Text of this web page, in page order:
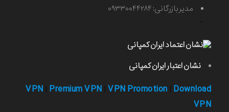
مدیر بازرگانی: ۰۹۳۳۰۰۴۴۲۸۴
نشان اعتبار ایران کمپانی
VPN Premium VPN VPN Promotion Download
VPN